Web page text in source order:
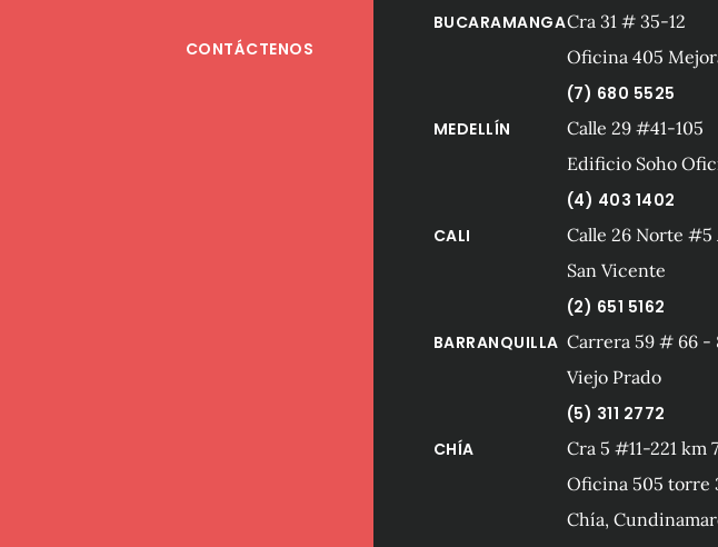
CONTÁCTENOS
BUCARAMANGACra 31 # 35-12
Oficina 405
(7) 680 5525
MEDELLÍN
Calle 29 #41-105
Edificio Soho
(4) 403 1402
CALI
Calle 26 Norte #5
San Vicente
(2) 651 5162
BARRANQUILLA Carrera 59 # 66 -
Viejo Prado
(5) 311 2772
CHÍA
Cra 5 #11-221 km
Oficina 505 torre
Chía,